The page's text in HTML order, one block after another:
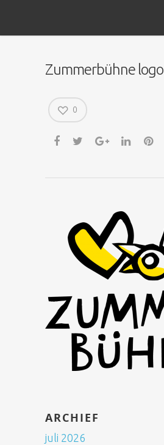
Zummerbühne logo
0
ARCHIEF
juli 2026